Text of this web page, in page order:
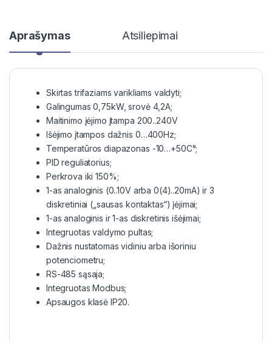
Aprašymas Atsiliepimai
Skirtas trifaziams varikliams valdyti;
Galingumas 0,75kW, srovė 4,2A;
Maitinimo įėjimo įtampa 200..240V
Išėjimo įtampos dažnis 0…400Hz;
Temperatūros diapazonas -10…+50C°;
PID reguliatorius;
Perkrova iki 150%;
1-as analoginis (0..10V arba 0(4)..20mA) ir 3
diskretiniai („sausas kontaktas“) įėjimai;
1-as analoginis ir 1-as diskretinis išėjimai;
Integruotas valdymo pultas;
Dažnis nustatomas vidiniu arba išoriniu
potenciometru;
RS-485 sąsaja;
Integruotas Modbus;
Apsaugos klasė IP20.